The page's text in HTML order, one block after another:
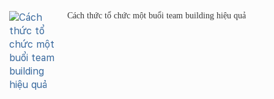
Cách thức tổ chức một buổi team building hiệu quả